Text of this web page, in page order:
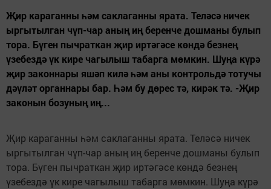
Җир караганны һәм саклаганны ярата. Теләсә ничек
ыргытылган чүп-чар аның иң беренче дошманы булып
тора. Бүген пычраткан җир иртәгәсе көндә безнең
үзебездә үк кире чагылыш табарга мөмкин. Шуңа күрә
җир законнары яшәп килә һәм аны контрольдә тотучы
дәүләт органнары бар. Һәм бу дөрес тә, кирәк тә. -Җир
законын бозуның иң...
Җир караганны һәм саклаганны ярата. Теләсә ничек
ыргытылган чүп-чар аның иң беренче дошманы булып
тора. Бүген пычраткан җир иртәгәсе көндә безнең
үзебездә үк кире чагылыш табарга мөмкин. Шуңа күрә